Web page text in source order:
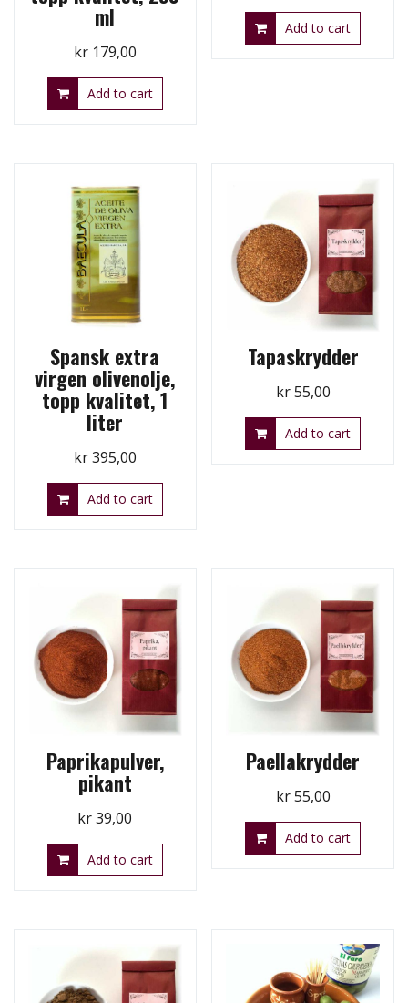
ml
kr179,00
Add to cart
Add to cart
Spansk extra
virgen olivenolje,
topp kvalitet, 1
liter
kr395,00
Add to cart
Tapaskrydder
kr55,00
Add to cart
Paprikapulver,
pikant
kr39,00
Add to cart
Paellakrydder
kr55,00
Add to cart